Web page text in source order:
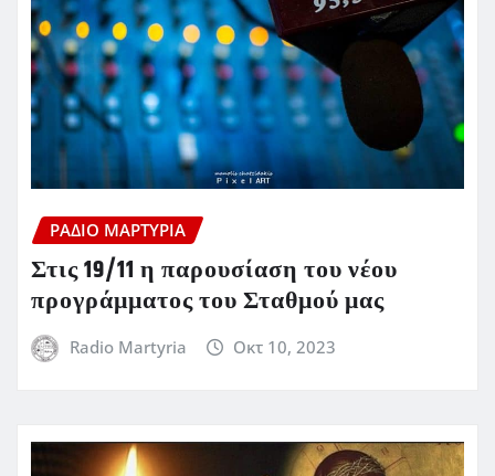
ΡΆΔΙΟ ΜΑΡΤΥΡΊΑ
Στις 19/11 η παρουσίαση του νέου
προγράμματος του Σταθμού μας
Radio Martyria Οκτ 10, 2023